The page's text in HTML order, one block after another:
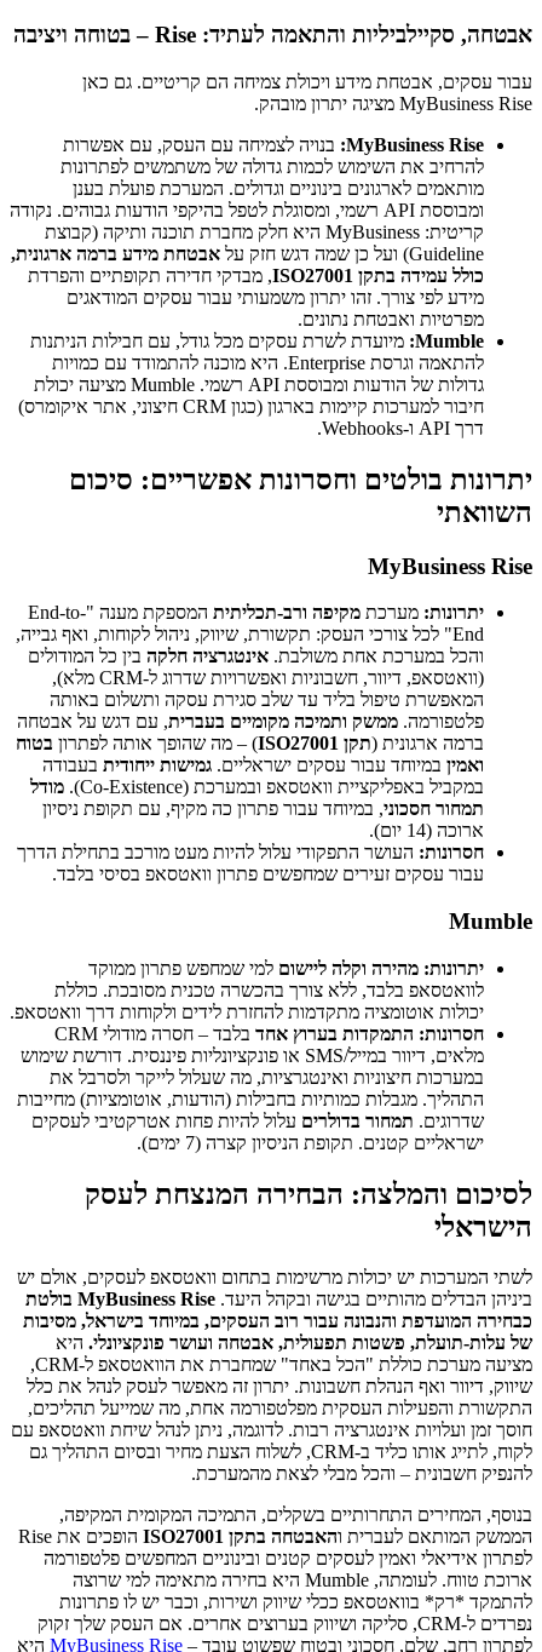
אבטחה, סקיילביליות והתאמה לעתיד: Rise – בטוחה ויציבה
עבור עסקים, אבטחת מידע ויכולת צמיחה הם קריטיים. גם כאן
MyBusiness Rise מציגה יתרון מובהק.
MyBusiness Rise: בנויה לצמיחה עם העסק, עם אפשרות
להרחיב את השימוש לכמות גדולה של משתמשים לפתרונות
מותאמים לארגונים בינוניים וגדולים. המערכת פועלת בענן
ומבוססת API רשמי, ומסוגלת לטפל בהיקפי הודעות גבוהים. נקודה
קריטית: MyBusiness היא חלק מחברת תוכנה ותיקה (קבוצת
Guideline) ועל כן שמה דגש חזק על
אבטחת מידע ברמה ארגונית,
כולל עמידה בתקן ISO27001
, מבדקי חדירה תקופתיים והפרדת
מידע לפי צורך. זהו יתרון משמעותי עבור עסקים המודאגים
מפרטיות ואבטחת נתונים.
Mumble: מיועדת לשרת עסקים מכל גודל, עם חבילות הניתנות
להתאמה וגרסת Enterprise. היא מוכנה להתמודד עם כמויות
גדולות של הודעות ומבוססת API רשמי. Mumble מציעה יכולת
חיבור למערכות קיימות בארגון (כגון CRM חיצוני, אתר איקומרס)
דרך API ו-Webhooks.
יתרונות בולטים וחסרונות אפשריים: סיכום
השוואתי
MyBusiness Rise
יתרונות: מערכת מקיפה ורב-תכליתית
המספקת מענה "End-to-
End" לכל צורכי העסק: תקשורת, שיווק, ניהול לקוחות, ואף גבייה,
והכל במערכת אחת משולבת. אינטגרציה חלקה בין כל המודולים
(וואטסאפ, דיוור, חשבוניות ואפשרויות שדרוג ל-CRM מלא),
המאפשרת טיפול בליד עד שלב סגירת עסקה ותשלום באותה
פלטפורמה. ממשק ותמיכה מקומיים בעברית, עם דגש על אבטחה
ברמה ארגונית (תקן ISO27001 ) – מה שהופך אותה לפתרון בטוח
ואמין במיוחד עבור עסקים ישראליים. גמישות ייחודית בעבודה
במקביל באפליקציית וואטסאפ ובמערכת (Co-Existence).
מודל
תמחור חסכוני, במיוחד עבור פתרון כה מקיף, עם תקופת ניסיון
ארוכה (14 יום).
חסרונות: העושר התפקודי עלול להיות מעט מורכב בתחילת הדרך
עבור עסקים זעירים שמחפשים פתרון וואטסאפ בסיסי בלבד.
Mumble
יתרונות: מהירה וקלה ליישום למי שמחפש פתרון ממוקד
לוואטסאפ בלבד, ללא צורך בהכשרה טכנית מסובכת. כוללת
יכולות אוטומציה מתקדמות להחזרת לידים ולקוחות דרך וואטסאפ.
חסרונות: התמקדות בערוץ אחד
בלבד – חסרה מודולי CRM
מלאים, דיוור במייל/SMS או פונקציונליות פיננסית. דורשת שימוש
במערכות חיצוניות ואינטגרציות, מה שעלול לייקר ולסרבל את
התהליך. מגבלות כמותיות בחבילות (הודעות, אוטומציות) מחייבות
שדרוגים. תמחור בדולרים עלול להיות פחות אטרקטיבי לעסקים
ישראליים קטנים. תקופת הניסיון קצרה (7 ימים).
לסיכום והמלצה: הבחירה המנצחת לעסק
הישראלי
לשתי המערכות יש יכולות מרשימות בתחום וואטסאפ לעסקים, אולם יש
ביניהן הבדלים מהותיים בגישה ובקהל היעד.
MyBusiness Rise בולטת
כבחירה המועדפת והנבונה עבור רוב העסקים, במיוחד בישראל, מסיבות
של עלות-תועלת, פשטות תפעולית, אבטחה ועושר פונקציונלי. היא
מציעה מערכת כוללת "הכל באחד" שמחברת את הוואטסאפ ל-CRM,
שיווק, דיוור ואף הנהלת חשבונות. יתרון זה מאפשר לעסק לנהל את כלל
התקשורת והפעילות העסקית מפלטפורמה אחת, מה שמייעל תהליכים,
חוסך זמן ועלויות אינטגרציה רבות. לדוגמה, ניתן לנהל שיחת וואטסאפ עם
לקוח, לתייג אותו כליד ב-CRM, לשלוח הצעת מחיר ובסיום התהליך גם
להנפיק חשבונית – והכל מבלי לצאת מהמערכת.
בנוסף, המחירים התחרותיים בשקלים, התמיכה המקומית המקיפה,
הממשק המותאם לעברית והאבטחה בתקן ISO27001
הופכים את Rise
לפתרון אידיאלי ואמין לעסקים קטנים ובינוניים המחפשים פלטפורמה
ארוכת טווח. לעומתה, Mumble היא בחירה מתאימה למי שרוצה
להתמקד *רק* בוואטסאפ ככלי שיווק ושירות, וכבר יש לו פתרונות
נפרדים ל-CRM, סליקה ושיווק בערוצים אחרים. אם העסק שלך זקוק
לפתרון רחב, שלם, חסכוני ובטוח שפשוט עובד – MyBusiness Rise היא